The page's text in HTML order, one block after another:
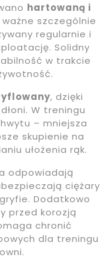
hartowaną i
ważne szczególnie
regularnie i
Solidny
w trakcie
, dzięki
W treningu
– mniejsza
skupienie na
ułożenia rąk.
odpowiadają
ciężary
Dodatkowo
przed korozją
chronić
dla treningu